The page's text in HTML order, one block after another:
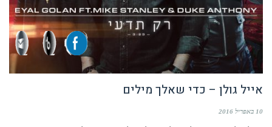
אייל גולן – כדי שאלך מילים
10 באפריל 2016